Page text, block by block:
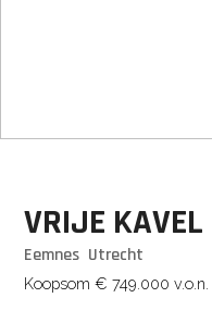
VRIJE KAVEL
Eemnes Utrecht
Koopsom€ 749.000v.o.n.